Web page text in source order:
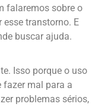
falaremos sobre o
transtorno. E
buscar ajuda.
Isso porque o uso
fazer mal para a
problemas sérios,